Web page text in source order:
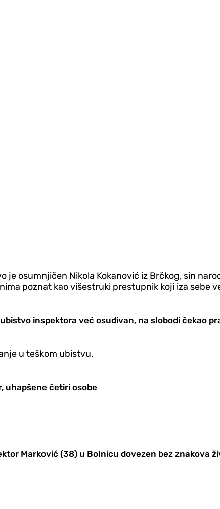
je osumnjičen Nikola Kokanović iz Brčkog, sin
poznat kao višestruki prestupnik koji iza sebe
inspektora već osuđivan, na slobodi čekao
u teškom ubistvu.
uhapšene četiri osobe
Marković (38) u Bolnicu dovezen bez znakova